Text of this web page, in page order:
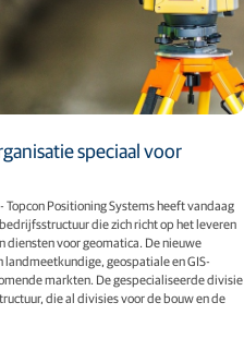
speciaal voor
Positioning Systems heeft vandaag
die zich richt op het leveren
diensten voor geomatica. De nieuwe
geospatiale en GIS-
markten. De gespecialiseerde divisie
die al divisies voor de bouw en de